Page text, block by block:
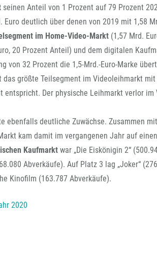
seinen Anteil von 1 Prozent auf 79 Prozent
deutlich über denen von 2019 mit 1,58
im Home-Video-Markt (1,57 Mrd.
20 Prozent Anteil) und dem digitalen
von 32 Prozent die 1,5-Mrd.-Euro-Marke
das größte Teilsegment im Videoleihmarkt
entspricht. Der physische Leihmarkt verlor
ebenfalls deutliche Zuwächse. Zusammen
kam damit im vergangenen Jahr auf
Kaufmarkt war „Die Eiskönigin 2“
Abverkäufe). Auf Platz 3 lag „Joker“
Kinofilm (163.787 Abverkäufe).
2020